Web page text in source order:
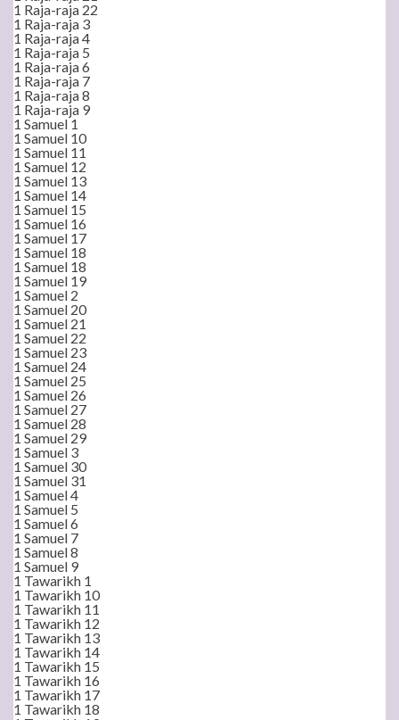
1 Raja-raja 22
1 Raja-raja 3
1 Raja-raja 4
1 Raja-raja 5
1 Raja-raja 6
1 Raja-raja 7
1 Raja-raja 8
1 Raja-raja 9
1 Samuel 1
1 Samuel 10
1 Samuel 11
1 Samuel 12
1 Samuel 13
1 Samuel 14
1 Samuel 15
1 Samuel 16
1 Samuel 17
1 Samuel 18
1 Samuel 18
1 Samuel 19
1 Samuel 2
1 Samuel 20
1 Samuel 21
1 Samuel 22
1 Samuel 23
1 Samuel 24
1 Samuel 25
1 Samuel 26
1 Samuel 27
1 Samuel 28
1 Samuel 29
1 Samuel 3
1 Samuel 30
1 Samuel 31
1 Samuel 4
1 Samuel 5
1 Samuel 6
1 Samuel 7
1 Samuel 8
1 Samuel 9
1 Tawarikh 1
1 Tawarikh 10
1 Tawarikh 11
1 Tawarikh 12
1 Tawarikh 13
1 Tawarikh 14
1 Tawarikh 15
1 Tawarikh 16
1 Tawarikh 17
1 Tawarikh 18